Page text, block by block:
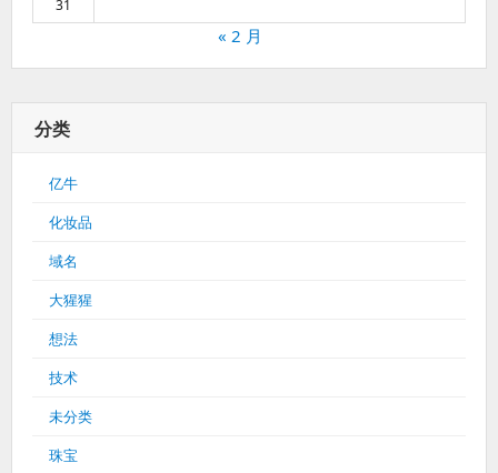
31
« 2 月
分类
亿牛
化妆品
域名
大猩猩
想法
技术
未分类
珠宝